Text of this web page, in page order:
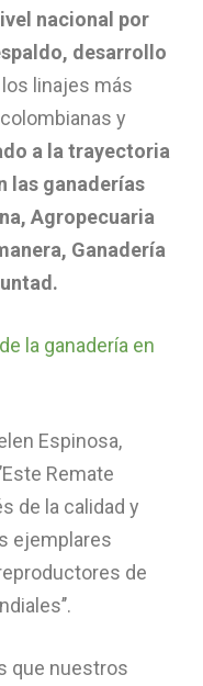
nacional por
desarrollo
linajes más
y
a la trayectoria
las ganaderías
Agropecuaria
Ganadería
la ganadería en
Espinosa,
Remate
de la calidad y
ejemplares
de
que nuestros